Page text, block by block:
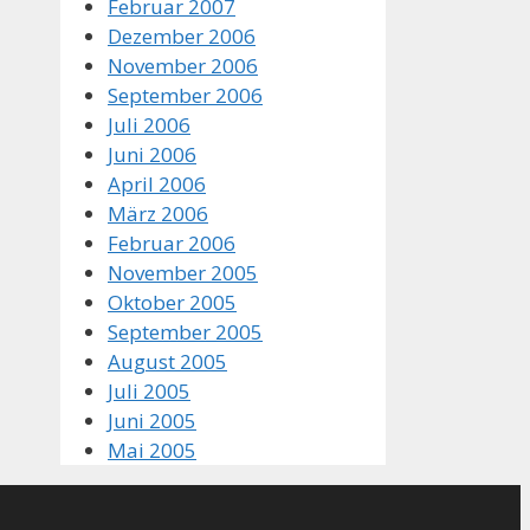
Februar 2007
Dezember 2006
November 2006
September 2006
Juli 2006
Juni 2006
April 2006
März 2006
Februar 2006
November 2005
Oktober 2005
September 2005
August 2005
Juli 2005
Juni 2005
Mai 2005